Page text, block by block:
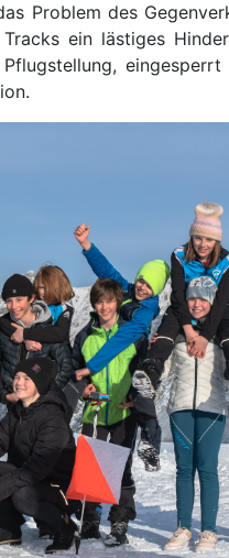
Problem des
ein lästiges